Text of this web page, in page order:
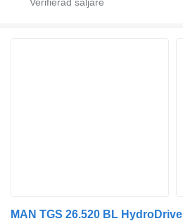
MAN TGS 26.520 BL HydroDrive